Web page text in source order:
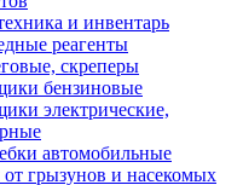
и инвентарь
реагенты
скреперы
бензиновые
электрические,
автомобильные
грызунов и насекомых